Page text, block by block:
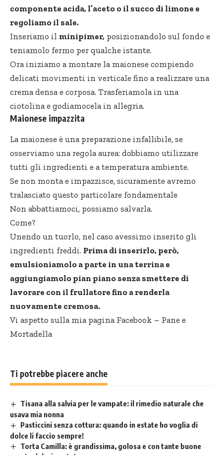
componente acida, l’aceto o il succo di limone e
regoliamo il sale.
Inseriamo il minipimer, posizionandolo sul fondo e
teniamolo fermo per qualche istante.
Ora iniziamo a montare la maionese compiendo
delicati movimenti in verticale fino a realizzare una
crema densa e corposa. Trasferiamola in una
ciotolina e godiamocela in allegria.
Maionese impazzita
La maionese è una preparazione infallibile, se
osserviamo una regola aurea: dobbiamo utilizzare
tutti gli ingredienti e a temperatura ambiente.
Se non monta e impazzisce, sicuramente avremo
tralasciato questo particolare fondamentale
Non abbattiamoci, possiamo salvarla.
Come?
Unendo un tuorlo, nel caso avessimo inserito gli
ingredienti freddi. Prima di inserirlo, però,
emulsioniamolo a parte in una terrina e
aggiungiamolo pian piano senza smettere di
lavorare con il frullatore fino a renderla
nuovamente cremosa.
Vi aspetto sulla mia pagina Facebook – Pane e
Mortadella
Ti potrebbe piacere anche
Tisana alla salvia per le vampate: il rimedio naturale che
usava mia nonna
Pasticcini senza cottura: quando in estate ho voglia di
dolce li faccio sempre!
Torta Camilla: è grandissima, golosa e con tante buone